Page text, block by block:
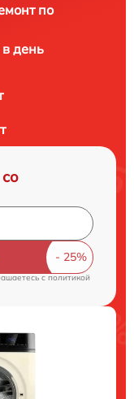
по
день
c политикой